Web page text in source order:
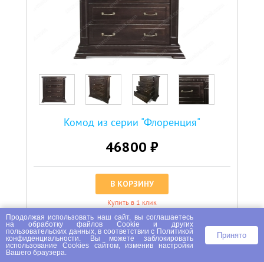
Комод из серии "Флоренция"
46800 ₽
В КОРЗИНУ
Купить в 1 клик
Артикул: Т004121
Продолжая использовать наш сайт, вы соглашаетесь
на обработку файлов Сookie и других
пользовательских данных, в соответствии с Политикой
конфиденциальности . Вы можете заблокировать
использование Cookies сайтом, изменив настройки
Вашего браузера.
Принято